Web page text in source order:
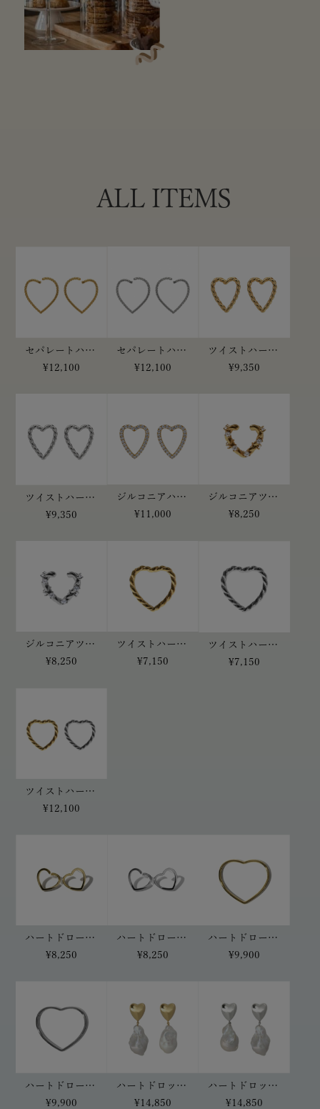
A L L I T E M S
セパレートハートピアス(ゴールド)
¥12,100
セパレートハートピアス(シルバー)
¥12,100
ツイストハートピアス(ゴールド)
¥9,350
ツイストハートピアス(シルバー)
¥9,350
ジルコニアハートピアス
¥11,000
ジルコニアツイストハートイヤーカフ(ゴールド)
¥8,250
ジルコニアツイストハートイヤーカフ(シルバー)
¥8,250
ツイストハートリング(ゴールド)
¥7,150
ツイストハートリング(シルバー)
¥7,150
ツイストハートリングSET
¥12,100
ハートドローピアス(ゴールド)
¥8,250
ハートドローピアス(シルバー)
¥8,250
ハートドローバングル(ゴールド)
¥9,900
ハートドローバングル(シルバー)
¥9,900
ハートドロップピアス(ゴールド)
¥14,850
ハートドロップピアス(シルバー)
¥14,850